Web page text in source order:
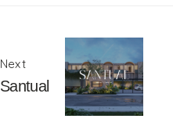
Next
Santual